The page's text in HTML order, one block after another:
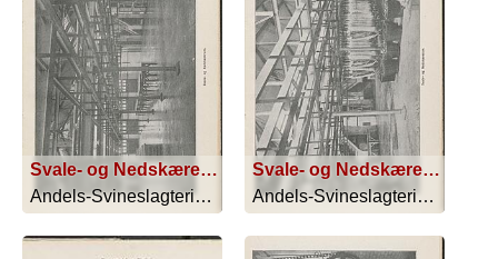
Svale- og Nedskærerum
Andels-Svineslagteriet i Kolding - 1913
Svale- og Nedskærerum
Andels-Svineslagteriet i Kolding - 1913